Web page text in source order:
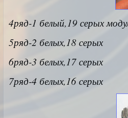
4ряд-1 белый,19 серых
5ряд-2 белых,18 серых
6ряд-3 белых,17 серых
7ряд-4 белых,16 серых